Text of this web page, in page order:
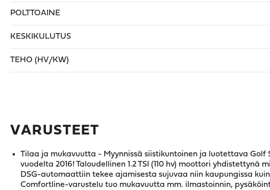
POLTTOAINE
KESKIKULUTUS
TEHO (HV/KW)
VARUSTEET
Tilaa ja mukavuutta - Myynnissä siistikuntoinen ja luotettava Golf
vuodelta 2016! Taloudellinen 1.2 TSI (110 hv) moottori yhdistettynä
DSG-automaattiin tekee ajamisesta sujuvaa niin kaupungissa
Comfortline-varustelu tuo mukavuutta mm. ilmastoinnin,